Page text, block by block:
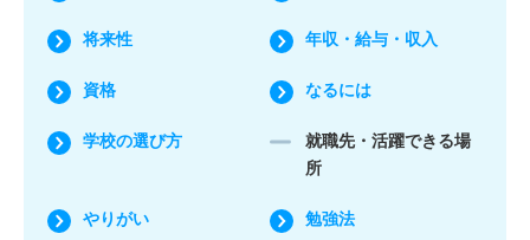
将来性 年収・給与・収入
資格 なるには
学校の選び方
就職先・活躍できる場
所
やりがい 勉強法